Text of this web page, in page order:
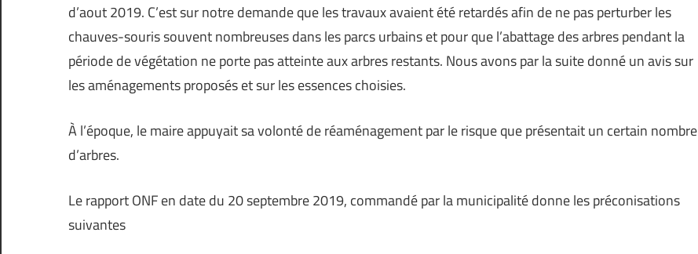
d’aout 2019. C’est sur notre demande que les travaux avaient été retardés afin de ne pas perturber les
chauves-souris souvent nombreuses dans les parcs urbains et pour que l’abattage des arbres pendant la
période de végétation ne porte pas atteinte aux arbres restants. Nous avons par la suite donné un avis sur
les aménagements proposés et sur les essences choisies.
À l’époque, le maire appuyait sa volonté de réaménagement par le risque que présentait un certain nombre
d’arbres.
Le rapport ONF en date du 20 septembre 2019, commandé par la municipalité donne les préconisations
suivantes